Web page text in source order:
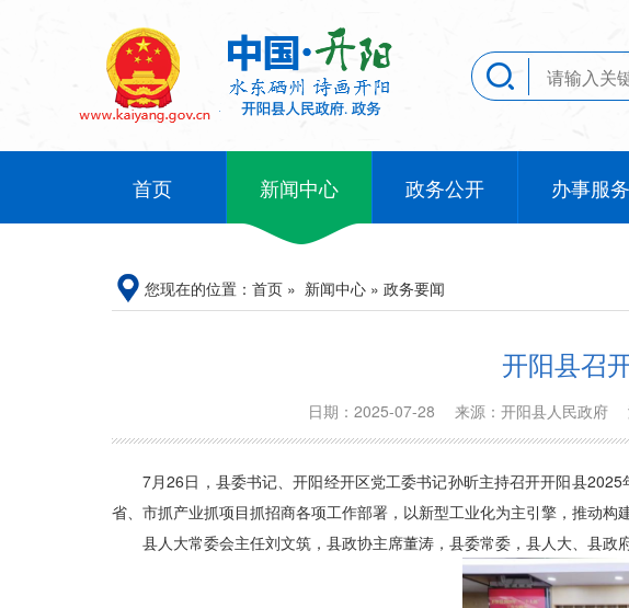
首页 新闻中心 政务公开 办事服务
您现在的位置： 首页 » 新闻中心 » 政务要闻
开阳县召
日期：2025-07-28 来源：开阳县人民政府
7月26日，县委书记、开阳经开区党工委书记孙昕主持召开开阳县
省、市抓产业抓项目抓招商各项工作部署，以新型工业化为主引擎，推动构
县人大常委会主任刘文筑，县政协主席董涛，县委常委，县人大、县政